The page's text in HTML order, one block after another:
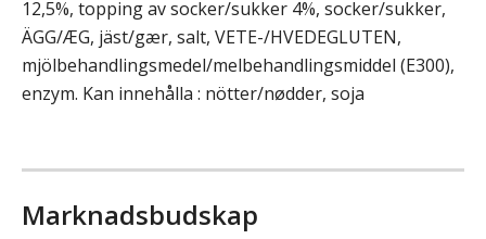
12,5%, topping av socker/sukker 4%, socker/sukker,
ÄGG/ÆG, jäst/gær, salt, VETE-/HVEDEGLUTEN,
mjölbehandlingsmedel/melbehandlingsmiddel (E300),
enzym. Kan innehålla : nötter/nødder, soja
Marknadsbudskap